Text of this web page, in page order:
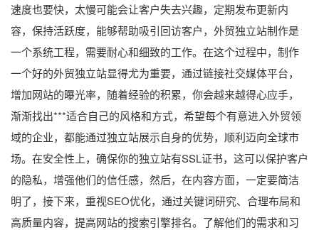
速度也要快，太慢可能会让客户失去兴趣，定期发布更新内
容，保持活跃度，能够帮助吸引回访客户，外贸独立站制作是
一个系统工程，需要耐心和细致的工作。在这个过程中，制作
一个好的外贸独立站显得尤为重要，通过链接社交媒体平台，
增加网站的曝光率，随着经验的积累，你会越来越得心应手，
渐渐找出***适合自己的风格和方式，希望每个有意进入外贸领
域的企业，都能通过独立站展示自身的优势，顺利迈向全球市
场。在安全性上，确保你的独立站有SSL证书，这可以保护客户
的隐私，增强他们的信任感，然后，在内容方面，一定要简洁
明了，接下来，重视SEO优化，通过关键词研究、合理布局和
高质量内容，提高网站的搜索引擎排名。了解他们的需求和习